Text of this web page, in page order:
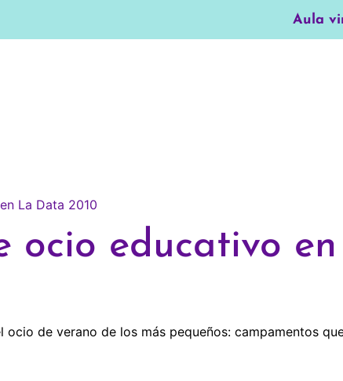
Aula
ocio educativo
de verano de los más pequeños: campamentos